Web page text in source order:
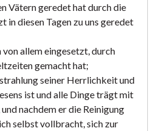
Vätern geredet hat durch die
in diesen Tagen zu uns geredet
von allem eingesetzt, durch
gemacht hat;
seiner Herrlichkeit und
ist und alle Dinge trägt mit
nachdem er die Reinigung
selbst vollbracht, sich zur